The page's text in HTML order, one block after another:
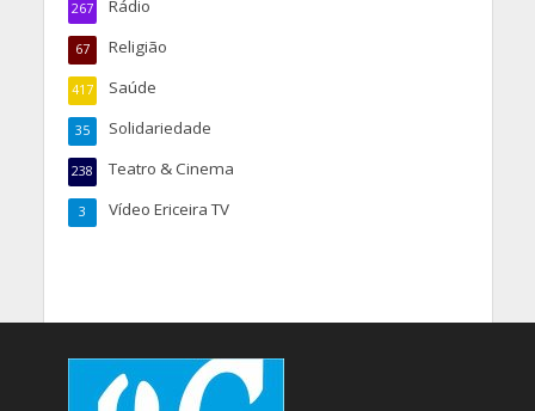
Rádio
267
Religião
67
Saúde
417
Solidariedade
35
Teatro & Cinema
238
Vídeo Ericeira TV
3